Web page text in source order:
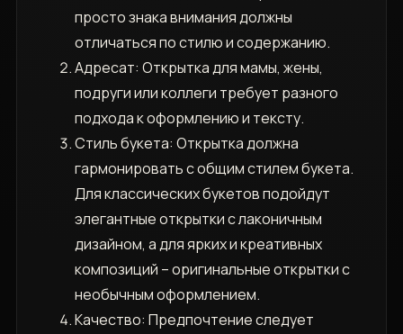
просто знака внимания должны
отличаться по стилю и содержанию.
Адресат: Открытка для мамы, жены,
подруги или коллеги требует разного
подхода к оформлению и тексту.
Стиль букета: Открытка должна
гармонировать с общим стилем букета.
Для классических букетов подойдут
элегантные открытки с лаконичным
дизайном, а для ярких и креативных
композиций – оригинальные открытки с
необычным оформлением.
Качество: Предпочтение следует